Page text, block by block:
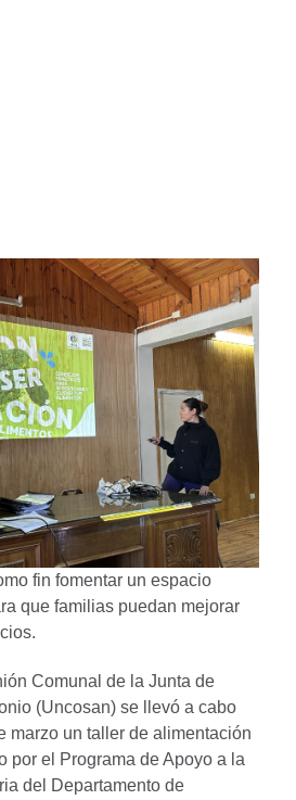
fin fomentar un espacio
que familias puedan mejorar
Comunal de la Junta de
(Uncosan) se llevó a cabo
marzo un taller de alimentación
por el Programa de Apoyo a la
del Departamento de